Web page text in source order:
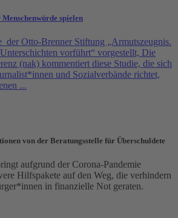
spielen
der Otto-Brenner Stiftung „Armutszeugnis.
vorführt“ vorgestellt, Die
(nak) kommentiert diese Studie, die sich
und Sozialverbände richtet,
...
von der Beratungsstelle für Überschuldete
aufgrund der Corona-Pandemie
Hilfspakete auf den Weg, die verhindern
in finanzielle Not geraten.